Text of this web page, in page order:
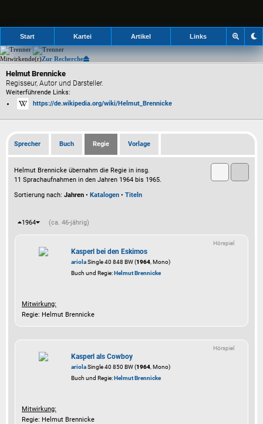
Start Kartei Artikel Links
Mitwirkende(r)Zur Recherche
Helmut Brennicke
Regisseur, Autor und Darsteller.
Weiterführende Links:
https://de.wikipedia.org/wiki/Helmut_Brennicke
Sprecher Buch Regie Vorlage
Helmut Brennicke übernahm die Regie in insg.
11 Sprachaufnahmen in den Jahren 1964 bis 1965.
Sortierung nach: Jahren • Katalogen • Titeln
1964 (ca. 46-jährig)
Hörspiel
Kasperl bei den Eskimos
ariolaSingle 40 848 BW (1964 , Mono)
Buch und Regie:Helmut Brennicke
Mitwirkung:
Regie: Helmut Brennicke
Hörspiel
Kasperl als Cowboy
ariolaSingle 40 850 BW (1964 , Mono)
Buch und Regie:Helmut Brennicke
Mitwirkung:
Regie: Helmut Brennicke